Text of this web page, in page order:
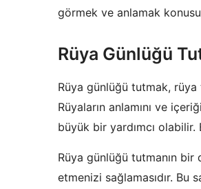
görmek ve anlamak
Rüya Günlüğü
Rüya günlüğü tutmak,
Rüyaların anlamını ve
büyük bir yardımcı olabilir.
Rüya günlüğü tutmanın bir
etmenizi sağlamasıdır. Bu